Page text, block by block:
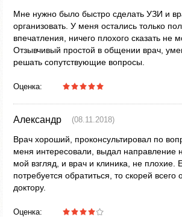
Мне нужно было быстро сделать УЗИ и
организовать. У меня остались только
впечатления, ничего плохого сказать не
Отзывчивый простой в общении врач,
решать сопутствующие вопросы.
Оценка:
Александр (08.11.2018)
Врач хороший, проконсультировал по
меня интересовали, выдал направление
мой взгляд, и врач и клиника, не плохие.
потребуется обратиться, то скорей всего
доктору.
Оценка: